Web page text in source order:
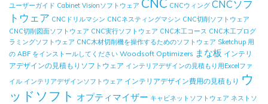
ユーザーガイド Cabinet Visionソフトウェア CNCウィング CNCソフ
トウェア CNCドリルマシン CNCネスティングマシン CNC切削ソフトウェア
CNC切削図面ソフトウェア CNC実行ソフトウェア CNC木工コース CNC木工プログ
ラミングソフトウェア CNC木材切削機を操作するためのソフトウェア Sketchup 用
の ABF をインストールしてください Woodsoft Optimizers まな板 インテリ
アデザインの見積もりソフトウェア インテリアデザインの見積もり用Excelファ
イル インテリアデザインソフトウェア インテリアデザイン費用の見積もり ウ
ッドソフト オプティマイザー キャビネットソフトウェア ネストソ